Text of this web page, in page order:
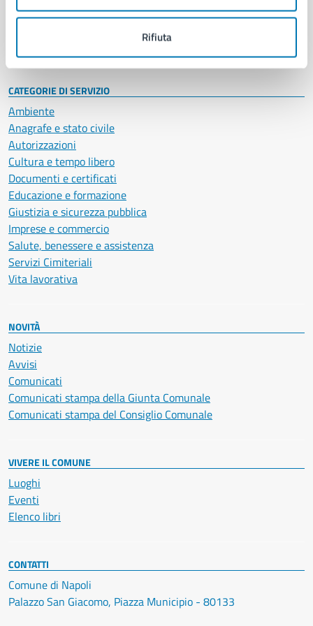
Rifiuta
Personale amministrativo
Intranet, posta aziendale e protocollo
CATEGORIE DI SERVIZIO
Ambiente
Anagrafe e stato civile
Autorizzazioni
Cultura e tempo libero
Documenti e certificati
Educazione e formazione
Giustizia e sicurezza pubblica
Imprese e commercio
Salute, benessere e assistenza
Servizi Cimiteriali
Vita lavorativa
NOVITÀ
Notizie
Avvisi
Comunicati
Comunicati stampa della Giunta Comunale
Comunicati stampa del Consiglio Comunale
VIVERE IL COMUNE
Luoghi
Eventi
Elenco libri
CONTATTI
Comune di Napoli
Palazzo San Giacomo, Piazza Municipio - 80133